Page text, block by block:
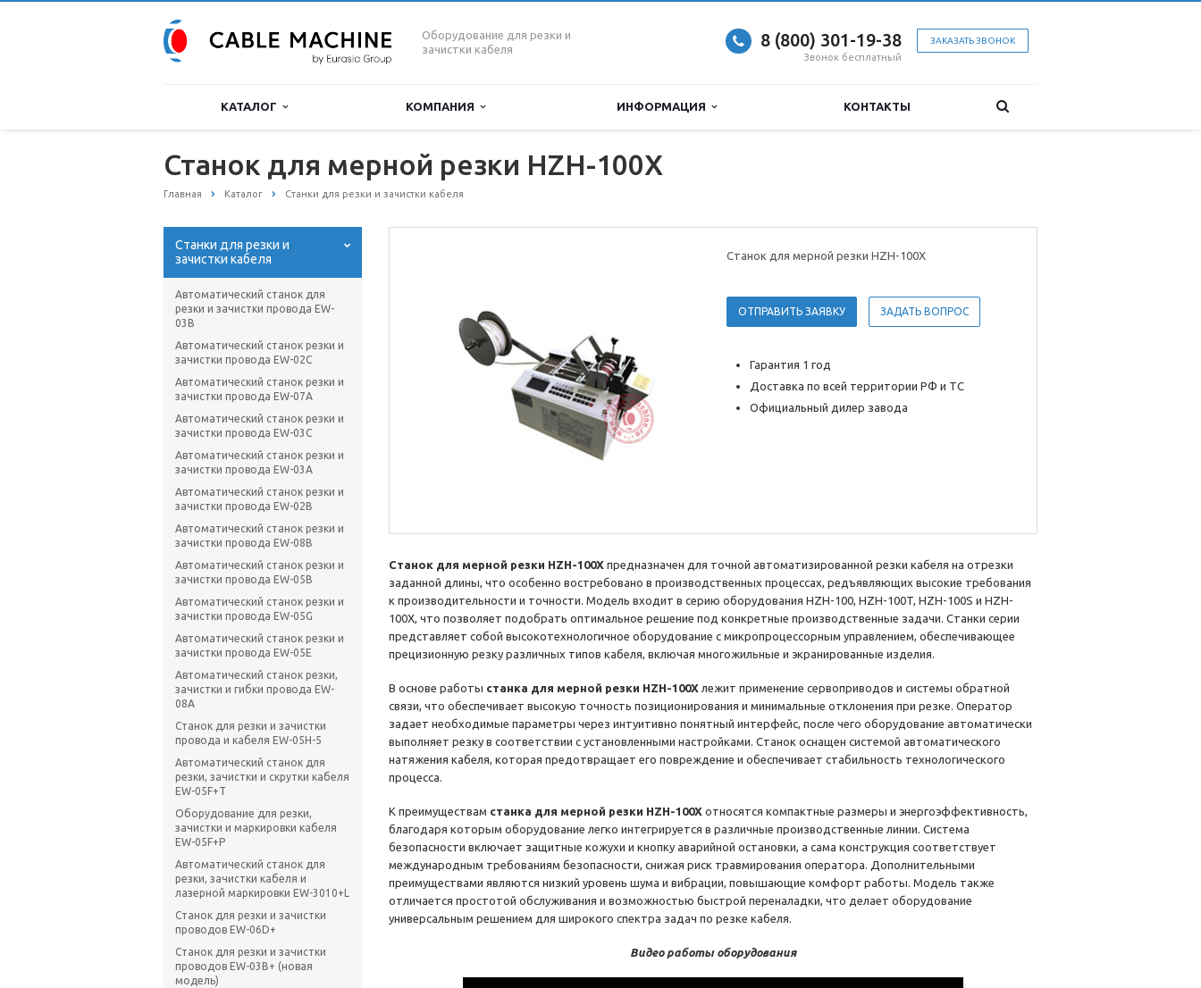
Оборудование для резки и
зачистки кабеля
ЗАКАЗАТЬ ЗВОНОК
8 (800) 301-19-38
Звонок бесплатный
КАТАЛОГ КОМПАНИЯ ИНФОРМАЦИЯ КОНТАКТЫ
Станок для мерной резки HZH-100X
Главная Каталог Станки для резки и зачистки кабеля
Станки для резки и
зачистки кабеля
Автоматический станок для
резки и зачистки провода EW-
03B
Автоматический станок резки и
зачистки провода EW-02C
Автоматический станок резки и
зачистки провода EW-07A
Автоматический станок резки и
зачистки провода EW-03C
Автоматический станок резки и
зачистки провода EW-03A
Автоматический станок резки и
зачистки провода EW-02B
Автоматический станок резки и
зачистки провода EW-08B
Автоматический станок резки и
зачистки провода EW-05B
Автоматический станок резки и
зачистки провода EW-05G
Автоматический станок резки и
зачистки провода EW-05E
Автоматический станок резки,
зачистки и гибки провода EW-
08A
Станок для резки и зачистки
провода и кабеля EW-05H-5
Автоматический станок для
резки, зачистки и скрутки кабеля
EW-05F+T
Оборудование для резки,
зачистки и маркировки кабеля
EW-05F+P
Автоматический станок для
резки, зачистки кабеля и
лазерной маркировки EW-3010+L
Станок для резки и зачистки
проводов EW-06D+
Станок для резки и зачистки
проводов EW-03B+ (новая
модель)
Станок для мерной резки HZH-100X
ОТПРАВИТЬ ЗАЯВКУ ЗАДАТЬ ВОПРОС
Гарантия 1 год
Доставка по всей территории РФ и ТС
Официальный дилер завода
Станок для мерной резки HZH-100X предназначен для точной автоматизированной резки кабеля на отрезки
заданной длины, что особенно востребовано в производственных процессах, редъявляющих высокие требования
к производительности и точности. Модель входит в серию оборудования HZH-100, HZH-100T, HZH-100S и HZH-
100X, что позволяет подобрать оптимальное решение под конкретные производственные задачи. Станки серии
представляет собой высокотехнологичное оборудование с микропроцессорным управлением, обеспечивающее
прецизионную резку различных типов кабеля, включая многожильные и экранированные изделия.
В основе работы станка для мерной резки HZH-100X лежит применение сервоприводов и системы обратной
связи, что обеспечивает высокую точность позиционирования и минимальные отклонения при резке. Оператор
задает необходимые параметры через интуитивно понятный интерфейс, после чего оборудование автоматически
выполняет резку в соответствии с установленными настройками. Станок оснащен системой автоматического
натяжения кабеля, которая предотвращает его повреждение и обеспечивает стабильность технологического
процесса.
К преимуществам станка для мерной резки HZH-100X относятся компактные размеры и энергоэффективность,
благодаря которым оборудование легко интегрируется в различные производственные линии. Система
безопасности включает защитные кожухи и кнопку аварийной остановки, а сама конструкция соответствует
международным требованиям безопасности, снижая риск травмирования оператора. Дополнительными
преимуществами являются низкий уровень шума и вибрации, повышающие комфорт работы. Модель также
отличается простотой обслуживания и возможностью быстрой переналадки, что делает оборудование
универсальным решением для широкого спектра задач по резке кабеля.
Видео работы оборудования